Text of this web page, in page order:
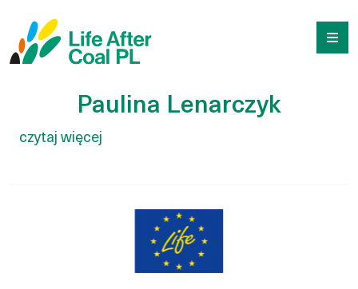
treści
Paulina Lenarczyk
Paulina Lenarczyk
czytaj więcej